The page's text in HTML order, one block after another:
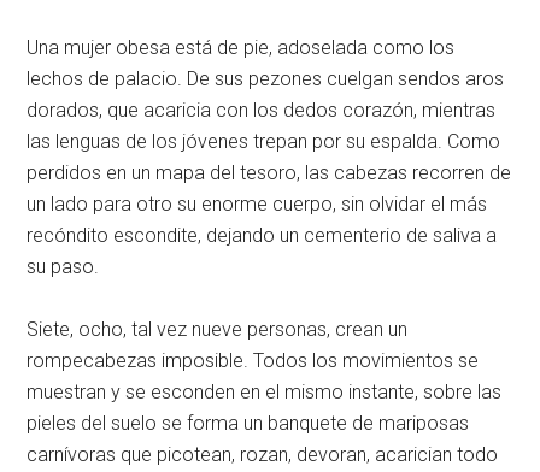
Una mujer obesa está de pie, adoselada como los
lechos de palacio. De sus pezones cuelgan sendos aros
dorados, que acaricia con los dedos corazón, mientras
las lenguas de los jóvenes trepan por su espalda. Como
perdidos en un mapa del tesoro, las cabezas recorren de
un lado para otro su enorme cuerpo, sin olvidar el más
recóndito escondite, dejando un cementerio de saliva a
su paso.
Siete, ocho, tal vez nueve personas, crean un
rompecabezas imposible. Todos los movimientos se
muestran y se esconden en el mismo instante, sobre las
pieles del suelo se forma un banquete de mariposas
carnívoras que picotean, rozan, devoran, acarician todo